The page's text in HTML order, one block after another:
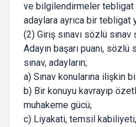
ve bilgilendirmeler tebligat
adaylara ayrıca bir tebligat
(2) Giriş sınavı sözlü sınav
Adayın başarı puanı, sözlü
sınav, adayların;
a) Sınav konularına ilişkin
b) Bir konuyu kavrayıp
muhakeme gücü,
c) Liyakati, temsil